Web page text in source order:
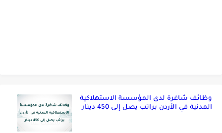
وظائف شاغرة لدى المؤسسة الاستهلاكية
المدنية في الأردن براتب يصل إلى 450 دينار